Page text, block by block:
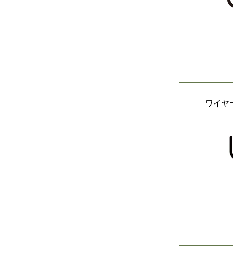
ワイヤ